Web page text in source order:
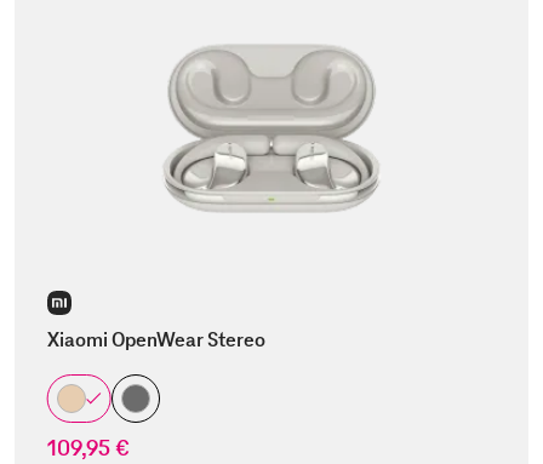
Xiaomi OpenWear Stereo
109,95 €